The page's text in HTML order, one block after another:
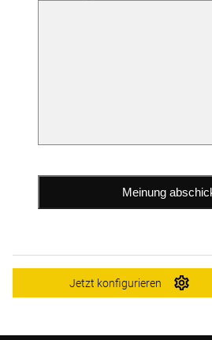
Jetzt konfigurieren